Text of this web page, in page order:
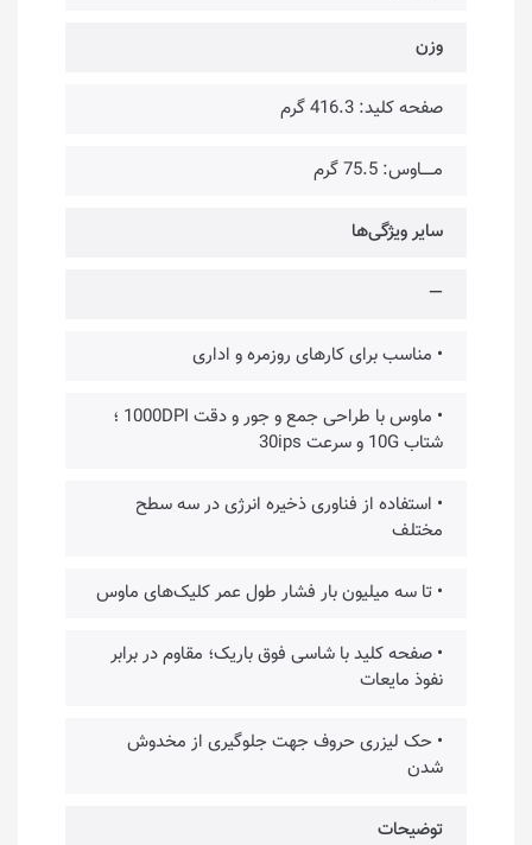
وزن
صفحه کلید: 416.3 گرم
مـــــاوس: 75.5 گرم
سایر ویژگی‌ها
—
• مناسب برای کارهای روزمره و اداری
• ماوس با طراحی جمع و جور و دقت 1000DPI ؛
شتاب 10G و سرعت 30ips
• استفاده از فناوری ذخیره انرژی در سه سطح
مختلف
• تا سه میلیون بار فشار طول عمر کلیک‌های ماوس
• صفحه کلید با شاسی فوق باریک؛ مقاوم در برابر
نفوذ مایعات
• حک لیزری حروف جهت جلوگیری از مخدوش
شدن
توضیحات